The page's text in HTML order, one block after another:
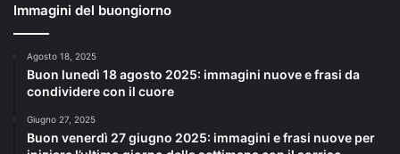
Immagini del buongiorno
Agosto 18, 2025
Buon lunedì 18 agosto 2025: immagini nuove e frasi da
condividere con il cuore
Giugno 27, 2025
Buon venerdì 27 giugno 2025: immagini e frasi nuove per